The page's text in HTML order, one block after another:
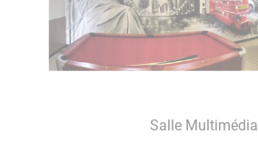
Salle Multimédia